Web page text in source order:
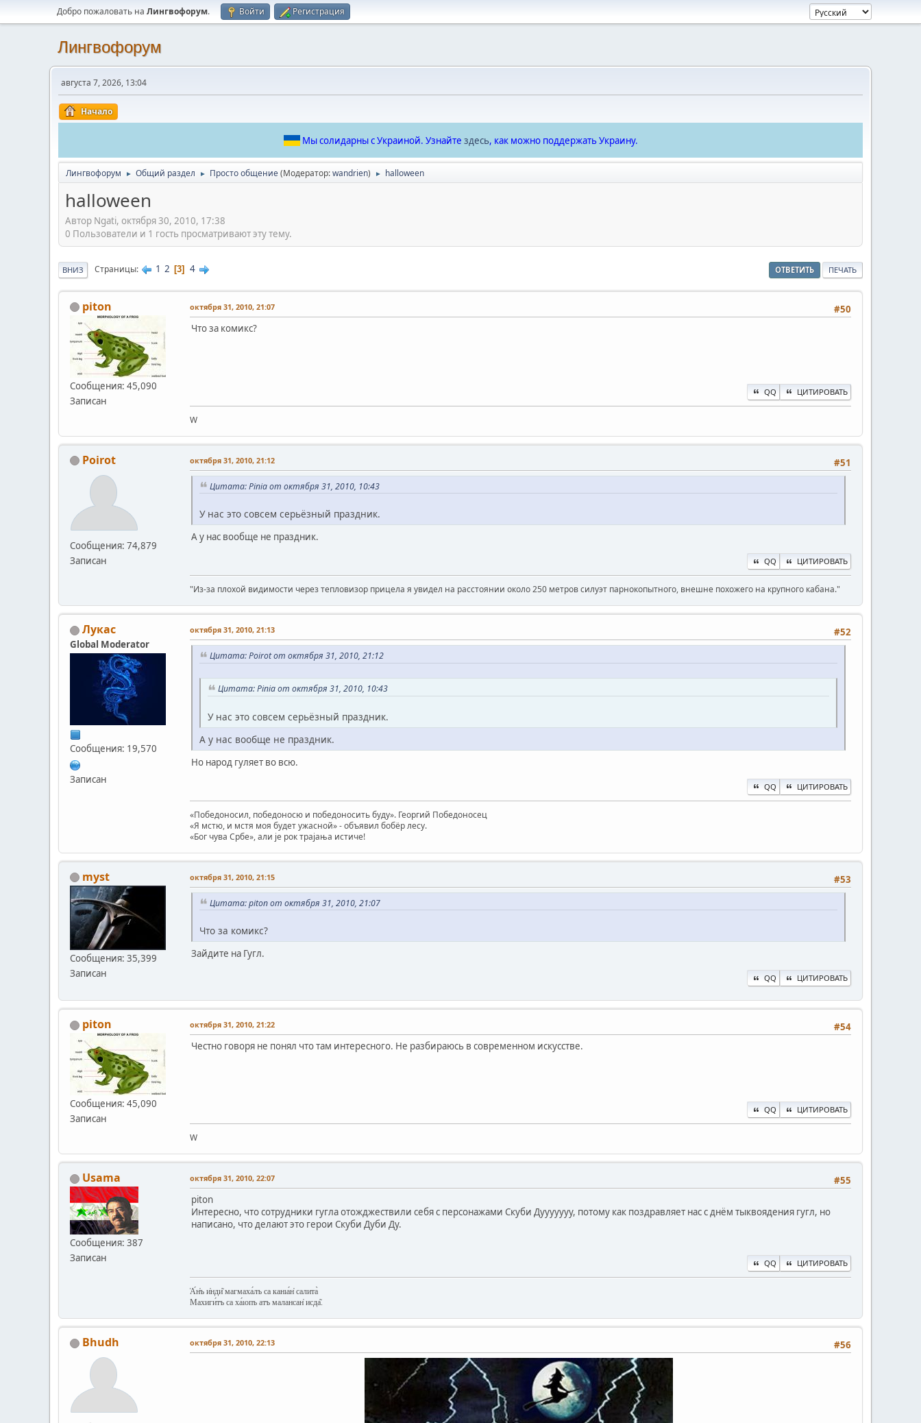
Добро пожаловать на Лингвофорум. Войти Регистрация
Лингвофорум
августа 7, 2026, 13:04
Начало
Мы солидарны с Украиной. Узнайте здесь, как можно поддержать Украину.
Лингвофорум ► Общий раздел ► Просто общение(Модератор:wandrien) ► halloween
halloween
Автор Ngati, октября 30, 2010, 17:38
0 Пользователи и 1 гость просматривают эту тему.
ОТВЕТИТЬ ПЕЧАТЬ
ВНИЗ Страницы 1 2 3 4
piton
Сообщения: 45,090
Записан
#50
октября 31, 2010, 21:07
Что за комикс?
QQ ЦИТИРОВАТЬ
W
Poirot
Сообщения: 74,879
Записан
#51
октября 31, 2010, 21:12
Цитата: Pinia от октября 31, 2010, 10:43
У нас это совсем серьёзный праздник.
А у нас вообще не праздник.
QQ ЦИТИРОВАТЬ
"Из-за плохой видимости через тепловизор прицела я увидел на расстоянии около 250 метров силуэт парнокопытного, внешне похожего на крупного кабана."
Лукас
Global Moderator
Сообщения: 19,570
Записан
#52
октября 31, 2010, 21:13
Цитата: Poirot от октября 31, 2010, 21:12
Цитата: Pinia от октября 31, 2010, 10:43
У нас это совсем серьёзный праздник.
А у нас вообще не праздник.
Но народ гуляет во всю.
QQ ЦИТИРОВАТЬ
«Победоносил, победоносю и победоносить буду». Георгий Победоносец
«Я мстю, и мстя моя будет ужасной» - объявил бобёр лесу.
«Бог чува Србе», али је рок трајања истиче!
myst
Сообщения: 35,399
Записан
#53
октября 31, 2010, 21:15
Цитата: piton от октября 31, 2010, 21:07
Что за комикс?
Зайдите на Гугл.
QQ ЦИТИРОВАТЬ
piton
Сообщения: 45,090
Записан
#54
октября 31, 2010, 21:22
Честно говоря не понял что там интересного. Не разбираюсь в современном искусстве.
QQ ЦИТИРОВАТЬ
W
Usama
Сообщения: 387
Записан
#55
октября 31, 2010, 22:07
piton
Интересно, что сотрудники гугла отожджествили себя с персонажами Скуби Дууууууу, потому как поздравляет нас с днём тыквоядения гугл, но
написано, что делают это герои Скуби Дуби Ду.
QQ ЦИТИРОВАТЬ
А́н̔ъ и̔нди͂ магмаха́лъ са канıа́н̔ салита̀
Махиги́тъ са ха́ıопъ атъ малансан̔ исда͂.
Bhudh #56
октября 31, 2010, 22:13